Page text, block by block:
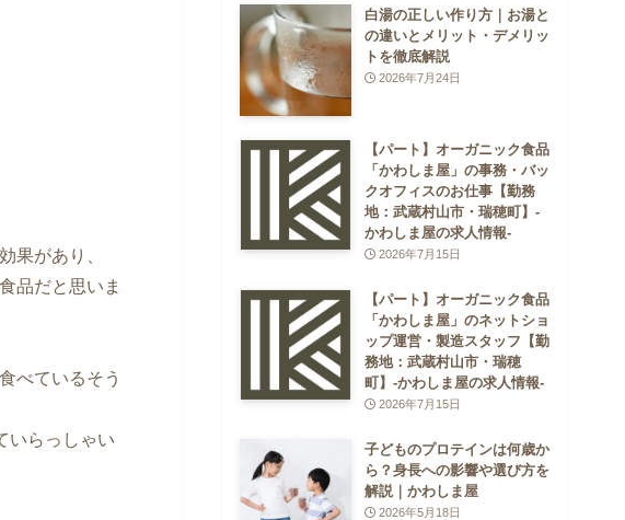
果があり、
品だと思いま
べているそう
いらっしゃい
白湯の正しい作り方｜お湯と
の違いとメリット・デメリッ
トを徹底解説
2026年7月24日
【パート】オーガニック食品
「かわしま屋」の事務・バッ
クオフィスのお仕事【勤務
地：武蔵村山市・瑞穂町】-
かわしま屋の求人情報-
2026年7月15日
【パート】オーガニック食品
「かわしま屋」のネットショ
ップ運営・製造スタッフ【勤
務地：武蔵村山市・瑞穂
町】-かわしま屋の求人情報-
2026年7月15日
子どものプロテインは何歳か
ら？身長への影響や選び方を
解説｜かわしま屋
2026年5月18日